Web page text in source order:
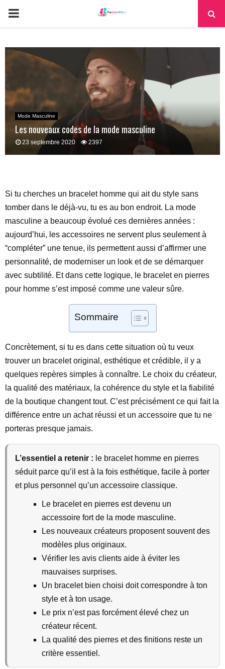
PRIMARY
Mode Masculine
Les nouveaux codes de la mode masculine
23 septembre 2020 2397
Si tu cherches un bracelet homme qui ait du style sans
tomber dans le déjà-vu, tu es au bon endroit. La mode
masculine a beaucoup évolué ces dernières années :
aujourd’hui, les accessoires ne servent plus seulement à
“compléter” une tenue, ils permettent aussi d’affirmer une
personnalité, de moderniser un look et de se démarquer
avec subtilité. Et dans cette logique, le bracelet en pierres
pour homme s’est imposé comme une valeur sûre.
Sommaire
Concrètement, si tu es dans cette situation où tu veux
trouver un bracelet original, esthétique et crédible, il y a
quelques repères simples à connaître. Le choix du créateur,
la qualité des matériaux, la cohérence du style et la fiabilité
de la boutique changent tout. C’est précisément ce qui fait la
différence entre un achat réussi et un accessoire que tu ne
porteras presque jamais.
L’essentiel a retenir : le bracelet homme en pierres
séduit parce qu’il est à la fois esthétique, facile à porter
et plus personnel qu’un accessoire classique.
Le bracelet en pierres est devenu un
accessoire fort de la mode masculine.
Les nouveaux créateurs proposent souvent des
modèles plus originaux.
Vérifier les avis clients aide à éviter les
mauvaises surprises.
Un bracelet bien choisi doit correspondre à ton
style et à ton usage.
Le prix n’est pas forcément élevé chez un
créateur récent.
La qualité des pierres et des finitions reste un
critère essentiel.